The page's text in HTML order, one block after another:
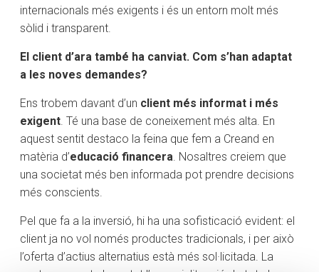
internacionals més exigents i és un entorn molt més
sòlid i transparent.
El client d’ara també ha canviat. Com s’han adaptat
a les noves demandes?
​Ens trobem davant d’un client més informat i més
exigent. Té una base de coneixement més alta. En
aquest sentit destaco la feina que fem a Creand en
matèria d’educació financera. Nosaltres creiem que
una societat més ben informada pot prendre decisions
més conscients.
​Pel que fa a la inversió, hi ha una sofisticació evident: el
client ja no vol només productes tradicionals, i per això
l’oferta d’actius alternatius està més sol·licitada. La